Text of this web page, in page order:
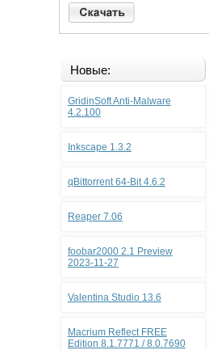
Новые:
GridinSoft Anti-Malware
4.2.100
Inkscape 1.3.2
qBittorrent 64-Bit 4.6.2
Reaper 7.06
foobar2000 2.1 Preview
2023-11-27
Valentina Studio 13.6
Macrium Reflect FREE
Edition 8.1.7771 / 8.0.7690